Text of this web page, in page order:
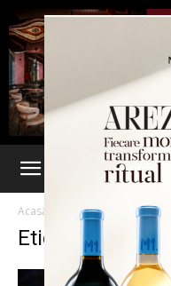
Acasă Etichete
Etichetă: